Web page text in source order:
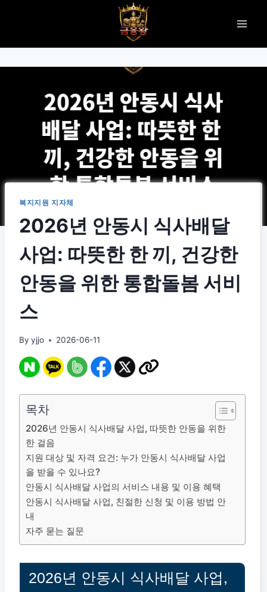
복지지원 지자체
2026년 안동시 식사배달
사업: 따뜻한 한 끼, 건강한
안동을 위한 통합돌봄 서비
스
By yjjo 2026-06-11
목차
2026년 안동시 식사배달 사업, 따뜻한 안동을 위한
한 걸음
지원 대상 및 자격 요건: 누가 안동시 식사배달 사업
을 받을 수 있나요?
안동시 식사배달 사업의 서비스 내용 및 이용 혜택
안동시 식사배달 사업, 친절한 신청 및 이용 방법 안
내
자주 묻는 질문
2026년 안동시 식사배달 사업,